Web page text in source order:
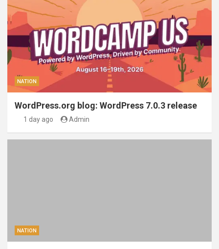
NATION
WordPress.org blog: WordPress 7.0.3 release
1 day ago Admin
NATION